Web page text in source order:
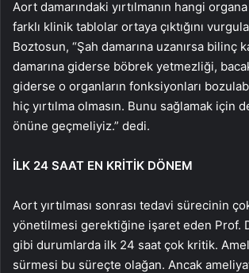
Aort damarındaki yırtılmanın hangi organa
farklı klinik tablolar ortaya çıktığını
Boztosun, “Şah damarına uzanırsa bilinç
damarına giderse böbrek yetmezliği,
giderse o organların fonksiyonları
hiç yırtılma olmasın. Bunu sağlamak için
önüne geçmeliyiz.” dedi.
İLK 24 SAAT EN KRİTİK DÖNEM
Aort yırtılması sonrası tedavi sürecinin
yönetilmesi gerektiğine işaret eden Prof.
gibi durumlarda ilk 24 saat çok kritik.
sürmesi bu süreçte olağan. Ancak